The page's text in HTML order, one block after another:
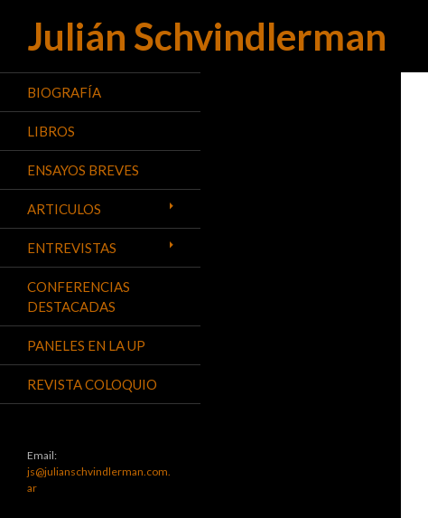
Julián Schvindlerman
Buscar
BIOGRAFÍA
LIBROS
ENSAYOS BREVES
ARTICULOS
ENTREVISTAS
CONFERENCIAS
DESTACADAS
PANELES EN LA UP
REVISTA COLOQUIO
Email:
js@julianschvindlerman.com.
ar